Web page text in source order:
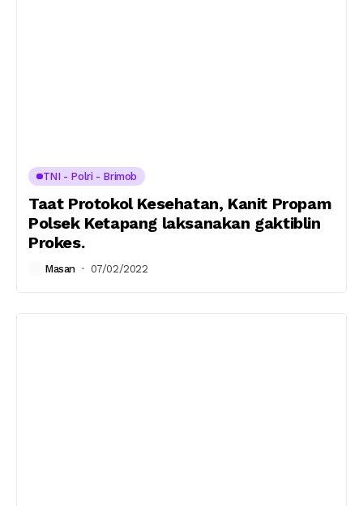
TNI - Polri - Brimob
Taat Protokol Kesehatan, Kanit Propam
Polsek Ketapang laksanakan gaktiblin
Prokes.
Masan 07/02/2022